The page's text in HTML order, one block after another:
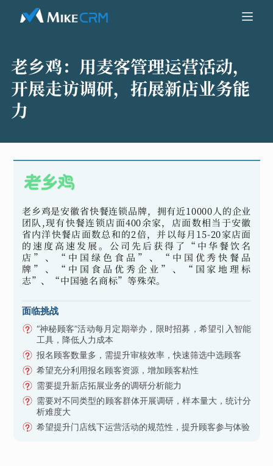
老乡鸡： 用麦客管理运营活动，
开展走访调研，拓展新店业务能
力
老乡鸡是安徽省快餐连锁品牌，拥有近10000人的企业
团队,现有快餐连锁店面400余家，店面数相当于安徽
省内洋快餐店面数总和的2倍，并以每月15-20家店面
的速度高速发展。公司先后获得了“中华餐饮名
店”、“中国绿色食品”、“中国优秀快餐品
牌”、“中国食品优秀企业”、“国家地理标
志”、“中国驰名商标”等殊荣。
面临挑战
“神秘顾客”活动每月定期举办，限时招募，希望引入智能
工具，降低人力成本
报名顾客数量多，需提升审核效率，快速筛选中选顾客
希望充分利用报名顾客资源，增加顾客粘性
需要提升新店拓展业务的调研分析能力
需要对不同类型的顾客群体开展调研，样本量大，统计分
析难度大
希望提升门店线下运营活动的规范性，提升顾客参与体验